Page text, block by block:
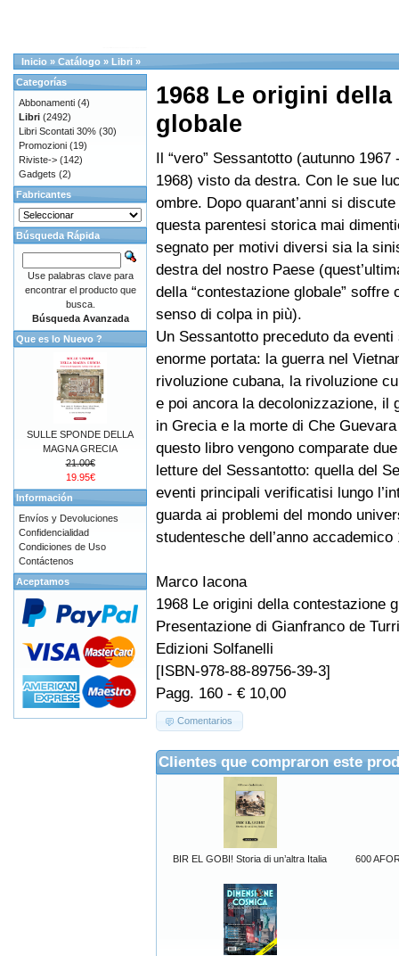
Inicio » Catálogo » Libri »
1968 Le origini
globale
Il “vero” Sessantotto (autunno 1967
1968) visto da destra. Con le sue
ombre. Dopo quarant’anni si
questa parentesi storica mai
segnato per motivi diversi sia la
destra del nostro Paese
della “contestazione globale” soffre
senso di colpa in più).
Un Sessantotto preceduto da
enorme portata: la guerra nel
rivoluzione cubana, la rivoluzione
e poi ancora la decolonizzazione, il
in Grecia e la morte di Che
questo libro vengono comparate
letture del Sessantotto: quella del
eventi principali verificatisi lungo
guarda ai problemi del mondo
studentesche dell’anno accademico
Marco Iacona
1968 Le origini della contestazione
Presentazione di Gianfranco de
Edizioni Solfanelli
[ISBN-978-88-89756-39-3]
Pagg. 160 - € 10,00
Comentarios
Clientes que compraron este
BIR EL GOBI! Storia di un’altra Italia 600
Categorías
Abbonamenti (4)
Libri (2492)
Libri Scontati 30% (30)
Promozioni (19)
Riviste-> (142)
Gadgets (2)
Fabricantes
Búsqueda Rápida
Use palabras clave para
encontrar el producto que
busca.
Búsqueda Avanzada
Que es lo Nuevo ?
SULLE SPONDE DELLA
MAGNA GRECIA
21.00€
19.95€
Información
Envíos y Devoluciones
Confidencialidad
Condiciones de Uso
Contáctenos
Aceptamos